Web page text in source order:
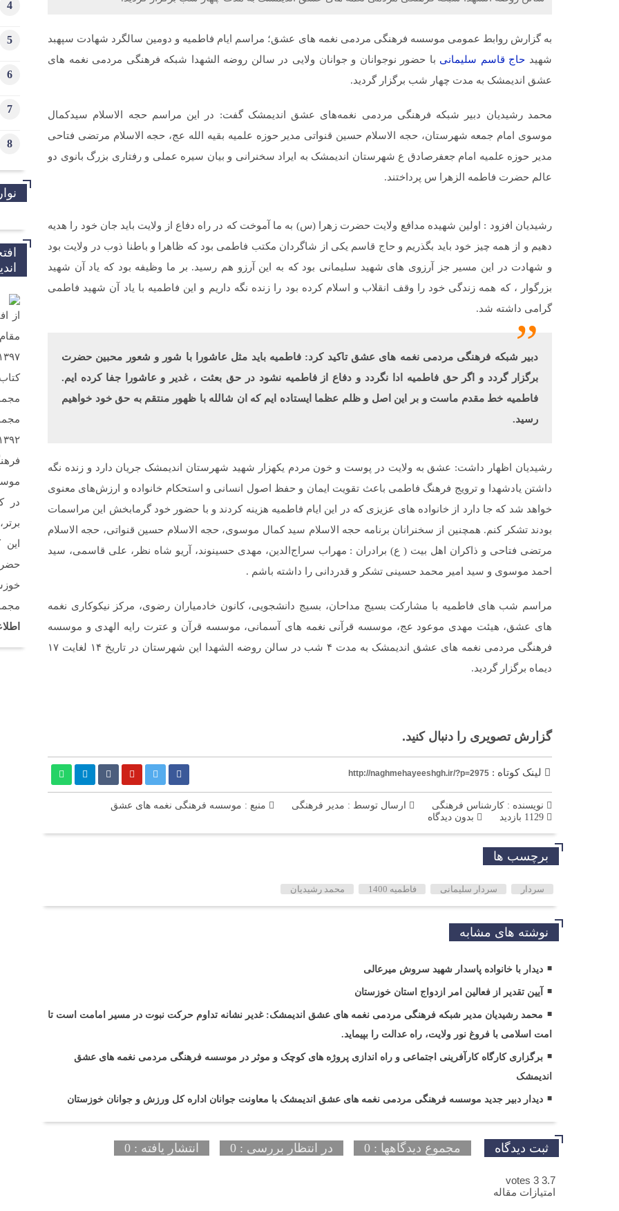
به گزارش روابط عمومی موسسه فرهنگی مردمی نغمه های عشق؛ مراسم ایام فاطمیه و دومین سالگرد شهادت سپهبد
شهید حاج قاسم سلیمانی با حضور نوجوانان و جوانان ولایی در سالن روضه الشهدا شبکه فرهنگی مردمی نغمه های
عشق اندیمشک به مدت چهار شب برگزار گردید.
محمد رشیدیان دبیر شبکه فرهنگی مردمی نغمه‌های عشق اندیمشک گفت: در این مراسم حجه الاسلام سیدکمال
موسوی امام جمعه شهرستان، حجه الاسلام حسین قنواتی مدیر حوزه علمیه بقیه الله عج، حجه الاسلام مرتضی فتاحی
مدیر حوزه علمیه امام جعفرصادق ع شهرستان اندیمشک به ایراد سخنرانی و بیان سیره عملی و رفتاری بزرگ بانوی دو
عالم حضرت فاطمه الزهرا س پرداختند.
رشیدیان افزود : اولین شهیده مدافع ولایت حضرت زهرا (س) به ما آموخت که در راه دفاع از ولایت باید جان خود را هدیه
دهیم و از همه چیز خود باید بگذریم و حاج قاسم یکی از شاگردان مکتب فاطمی بود که ظاهرا و باطنا ذوب در ولایت بود
و شهادت در این مسیر جز آرزوی های شهید سلیمانی بود که به این آرزو هم رسید. بر ما وظیفه بود که یاد آن شهید
بزرگوار ، که همه زندگی خود را وقف انقلاب و اسلام کرده بود را زنده نگه داریم و این فاطمیه با یاد آن شهید فاطمی
گرامی داشته شد.
دبير شبکه فرهنگی مردمی نغمه های عشق تاکید کرد: فاطمیه باید مثل عاشورا با شور و شعور محبین حضرت
برگزار گردد و اگر حق فاطمیه ادا نگردد و دفاع از فاطمیه نشود در حق بعثت ، غدیر و عاشورا جفا کرده ایم.
فاطمیه خط مقدم ماست و بر این اصل و ظلم عظما ایستاده ایم که ان شالله با ظهور منتقم به حق خود خواهیم
رسید.
رشیدیان اظهار داشت: عشق به ولایت در پوست و خون مردم یکهزار شهید شهرستان اندیمشک جریان دارد و زنده نگه
داشتن یادشهدا و ترویج فرهنگ فاطمی باعث تقویت ایمان و حفظ اصول انسانی و استحکام خانواده و ارزش‌های معنوی
خواهد شد که جا دارد از خانواده های عزیزی که در این ایام فاطمیه هزینه کردند و با حضور خود گرمابخش این مراسمات
بودند تشکر کنم. همچنین از سخنرانان برنامه حجه الاسلام سید کمال موسوی، حجه الاسلام حسین قنواتی، حجه الاسلام
مرتضی فتاحی و ذاکران اهل بیت ( ع) برادران : مهراب سراج‌الدين، مهدی حسینوند، آریو شاه نظر، علی قاسمی، سید
احمد موسوی و سید امیر محمد حسینی تشکر و قدردانی را داشته باشم .
مراسم شب های فاطمیه با مشارکت بسیج مداحان، بسیج دانشجویی، کانون خادمیاران رضوی، مرکز نیکوکاری نغمه
های عشق، هیئت مهدی موعود عج، موسسه قرآنی نغمه های آسمانی، موسسه قرآن و عترت رایه الهدی و موسسه
فرهنگی مردمی نغمه های عشق اندیمشک به مدت ۴ شب در سالن روضه الشهدا این شهرستان در تاریخ ۱۴ لغایت ۱۷
دیماه برگزار گردید.
گزارش تصویری را دنبال کنید.
لینک کوتاه : http://naghmehayeeshgh.ir/?p=2975
نویسنده : کارشناس فرهنگی ارسال توسط : مدیر فرهنگی
منبع : موسسه فرهنگی نغمه های عشق
بدون دیدگاه
برچسب ها
سردار سردار سلیمانی فاطمیه 1400 محمد رشیدیان
نوشته های مشابه
دیدار با خانواده پاسدار شهید سروش میرعالی
آیین تقدیر از فعالین امر ازدواج استان خوزستان
محمد رشیدیان مدیر شبکه فرهنگی مردمی نغمه های عشق اندیمشک: غدیر نشانه تداوم حرکت نبوت در مسیر امامت است تا
امت اسلامی با فروغ نور ولایت، راه عدالت را بپیماید.
برگزاری کارگاه کارآفرینی اجتماعی و راه اندازی پروژه های کوچک و موثر در موسسه فرهنگی مردمی نغمه های عشق
اندیمشک
دیدار دبیر جدید موسسه فرهنگی مردمی نغمه های عشق اندیمشک با معاونت جوانان اداره کل ورزش و جوانان خوزستان
ثبت دیدگاه مجموع دیدگاهها : 0 در انتظار بررسی : 0 انتشار یافته : 0
3.7
3
votes
امتیازات مقاله
4
5
6
7
8
از
در